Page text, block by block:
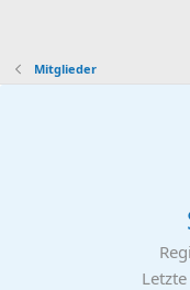
Mitglieder